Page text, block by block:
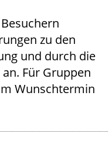
zu den
und durch die
Für Gruppen
Wunschtermin